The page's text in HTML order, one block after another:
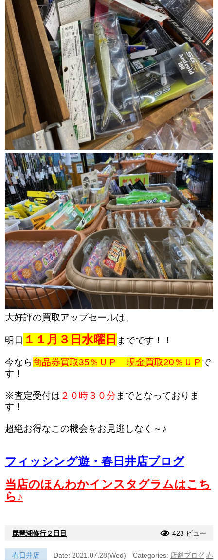
大好評の買取アップセールは、
明日 １１月３日水曜日 までです！！
今なら商品券買取35％ＵＰ 現金買取20％ＵＰ で
す！
※査定受付は ２０時３０分 までとなっておりま
す！
超絶お得なこの機会をお見逃しなく～♪
フィッシング遊・春日井店ブログ
当店のほんわかインスタグラムはこち
ら♪
琵琶湖修行２日目 423 ビュー
春日井店 Date: 2021.07.28(Wed) Categories: 店舗ブログ 春